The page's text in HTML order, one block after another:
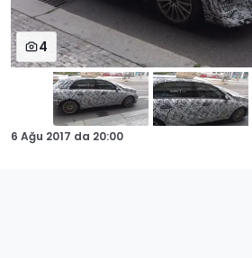
4
6 Ağu 2017 da 20:00